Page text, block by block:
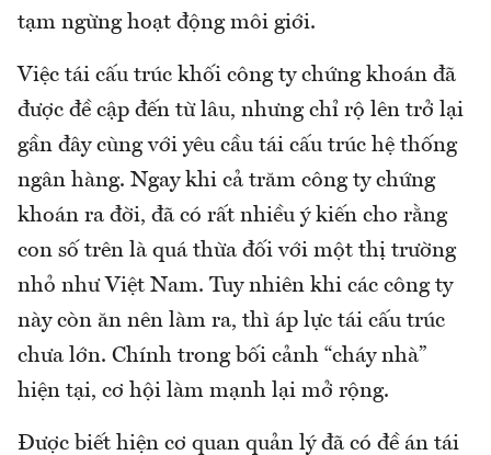
tạm ngừng hoạt động môi giới.
Việc tái cấu trúc khối công ty chứng khoán đã
được đề cập đến từ lâu, nhưng chỉ rộ lên trở lại
gần đây cùng với yêu cầu tái cấu trúc hệ thống
ngân hàng. Ngay khi cả trăm công ty chứng
khoán ra đời, đã có rất nhiều ý kiến cho rằng
con số trên là quá thừa đối với một thị trường
nhỏ như Việt Nam. Tuy nhiên khi các công ty
này còn ăn nên làm ra, thì áp lực tái cấu trúc
chưa lớn. Chính trong bối cảnh “cháy nhà”
hiện tại, cơ hội làm mạnh lại mở rộng.
Được biết hiện cơ quan quản lý đã có đề án tái